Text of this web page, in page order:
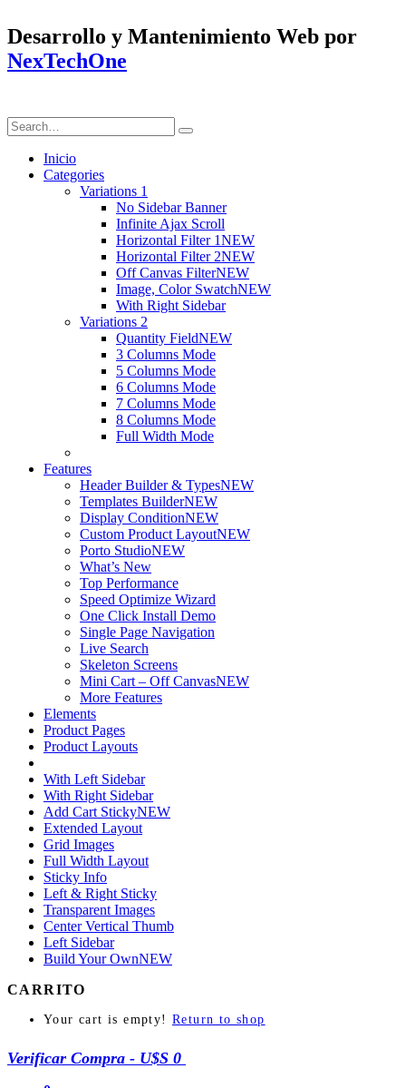
Desarrollo y Mantenimiento Web por
NexTechOne
Inicio
Categories
Variations 1
No Sidebar Banner
Infinite Ajax Scroll
Horizontal Filter 1NEW
Horizontal Filter 2NEW
Off Canvas FilterNEW
Image, Color SwatchNEW
With Right Sidebar
Variations 2
Quantity FieldNEW
3 Columns Mode
5 Columns Mode
6 Columns Mode
7 Columns Mode
8 Columns Mode
Full Width Mode
Features
Header Builder & TypesNEW
Templates BuilderNEW
Display ConditionNEW
Custom Product LayoutNEW
Porto StudioNEW
What’s New
Top Performance
Speed Optimize Wizard
One Click Install Demo
Single Page Navigation
Live Search
Skeleton Screens
Mini Cart – Off CanvasNEW
More Features
Elements
Product Pages
Product Layouts
With Left Sidebar
With Right Sidebar
Add Cart StickyNEW
Extended Layout
Grid Images
Full Width Layout
Sticky Info
Left & Right Sticky
Transparent Images
Center Vertical Thumb
Left Sidebar
Build Your OwnNEW
CARRITO
Your cart is empty! Return to shop
Verificar Compra - U$S 0